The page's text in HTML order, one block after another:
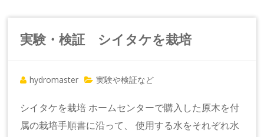
実験・検証 シイタケを栽培
hydromaster 実験や検証など
シイタケを栽培 ホームセンターで購入した原木を付
属の栽培手順書に沿って、 使用する水をそれぞれ水